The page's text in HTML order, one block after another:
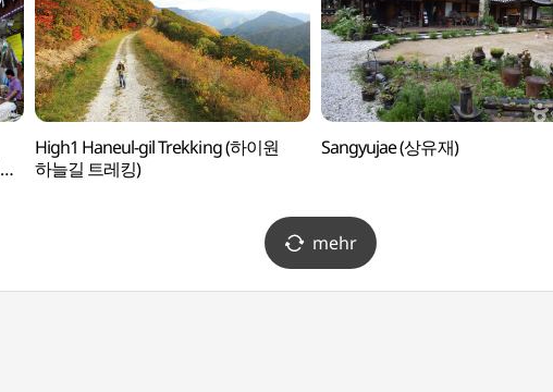
High1 Haneul-gil Trekking (하이원
하늘길 트레킹)
Sangyujae (상유재)
mehr